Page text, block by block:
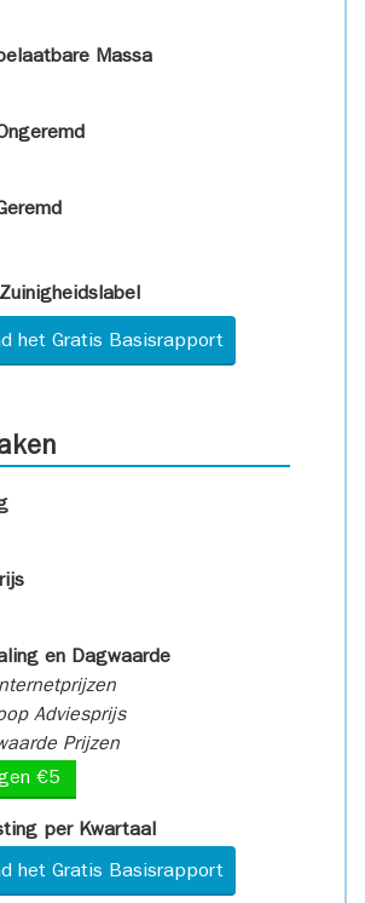
Massa
het Gratis Basisrapport
en Dagwaarde
Adviesprijs
Prijzen
€5
per Kwartaal
het Gratis Basisrapport